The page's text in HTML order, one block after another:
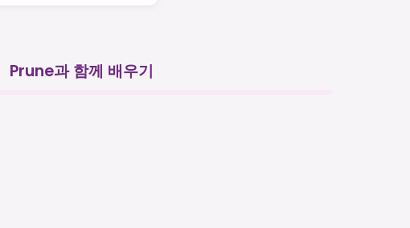
Prune과 함께 배우기